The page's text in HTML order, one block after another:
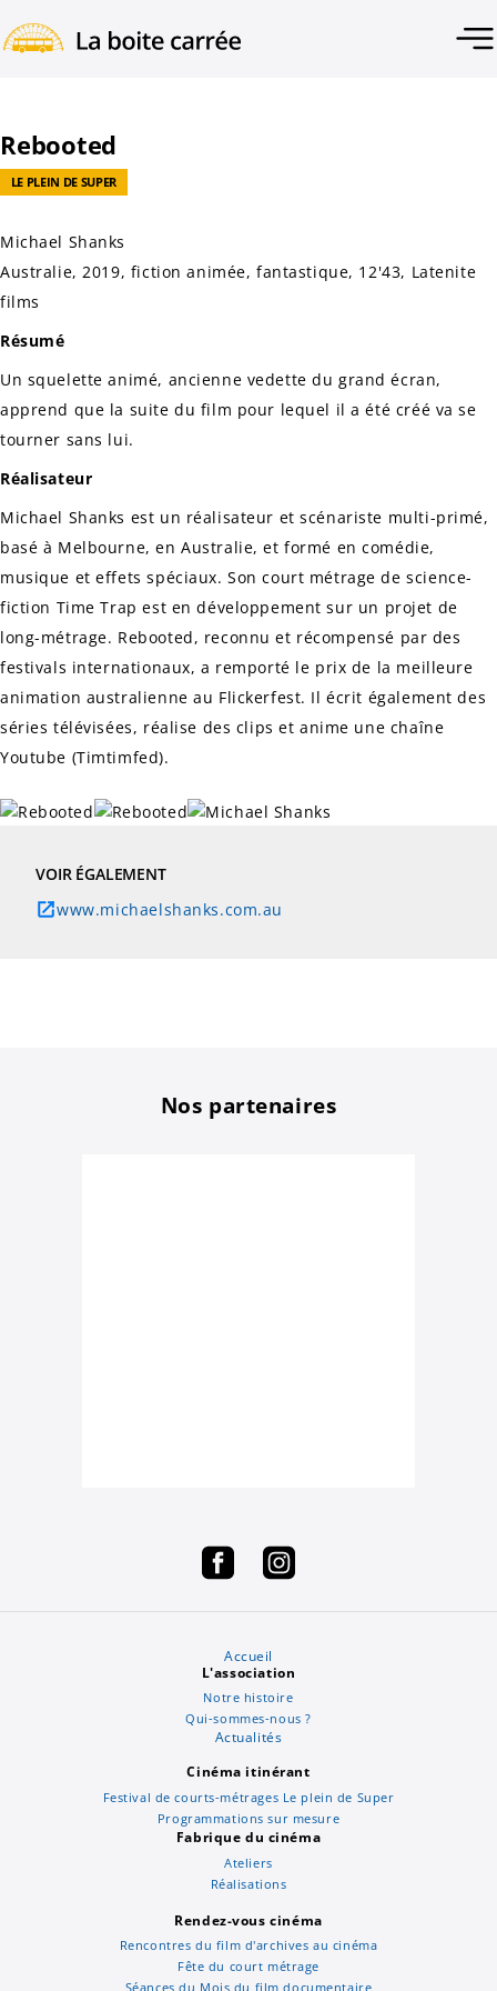
Rebooted
LE PLEIN DE SUPER
Michael Shanks
Australie, 2019, fiction animée, fantastique, 12'43, Latenite
films
Résumé
Un squelette animé, ancienne vedette du grand écran,
apprend que la suite du film pour lequel il a été créé va se
tourner sans lui.
Réalisateur
Michael Shanks est un réalisateur et scénariste multi-primé,
basé à Melbourne, en Australie, et formé en comédie,
musique et effets spéciaux. Son court métrage de science-
fiction Time Trap est en développement sur un projet de
long-métrage. Rebooted, reconnu et récompensé par des
festivals internationaux, a remporté le prix de la meilleure
animation australienne au Flickerfest. Il écrit également des
séries télévisées, réalise des clips et anime une chaîne
Youtube (Timtimfed).
VOIR ÉGALEMENT
www.michaelshanks.com.au
Nos partenaires
Accueil
L'association
Notre histoire
Qui-sommes-nous ?
Actualités
Cinéma itinérant
Festival de courts-métrages Le plein de Super
Programmations sur mesure
Fabrique du cinéma
Ateliers
Réalisations
Rendez-vous cinéma
Rencontres du film d'archives au cinéma
Fête du court métrage
Séances du Mois du film documentaire